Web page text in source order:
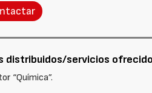
distribuidos/servicios
“Química”.